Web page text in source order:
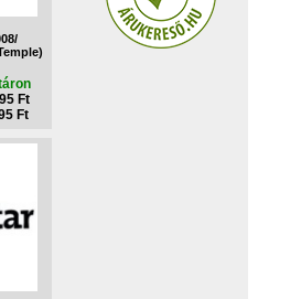
Ft
Ft